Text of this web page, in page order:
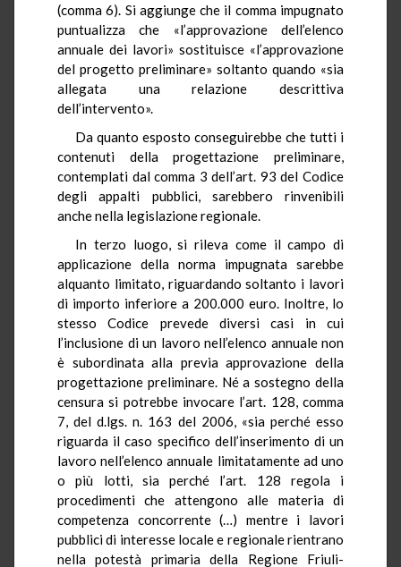
(comma 6). Si aggiunge che il comma impugnato
puntualizza che «l’approvazione dell’elenco
annuale dei lavori» sostituisce «l’approvazione
del progetto preliminare» soltanto quando «sia
allegata una relazione descrittiva
dell’intervento».
Da quanto esposto conseguirebbe che tutti i
contenuti della progettazione preliminare,
contemplati dal comma 3 dell’art. 93 del Codice
degli appalti pubblici, sarebbero rinvenibili
anche nella legislazione regionale.
In terzo luogo, si rileva come il campo di
applicazione della norma impugnata sarebbe
alquanto limitato, riguardando soltanto i lavori
di importo inferiore a 200.000 euro. Inoltre, lo
stesso Codice prevede diversi casi in cui
l’inclusione di un lavoro nell’elenco annuale non
è subordinata alla previa approvazione della
progettazione preliminare. Né a sostegno della
censura si potrebbe invocare l’art. 128, comma
7, del d.lgs. n. 163 del 2006, «sia perché esso
riguarda il caso specifico dell’inserimento di un
lavoro nell’elenco annuale limitatamente ad uno
o più lotti, sia perché l’art. 128 regola i
procedimenti che attengono alle materia di
competenza concorrente (…) mentre i lavori
pubblici di interesse locale e regionale rientrano
nella potestà primaria della Regione Friuli-